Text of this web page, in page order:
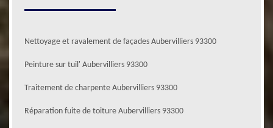
Nettoyage et ravalement de façades Aubervilliers 93300
Peinture sur tuil' Aubervilliers 93300
Traitement de charpente Aubervilliers 93300
Réparation fuite de toiture Aubervilliers 93300